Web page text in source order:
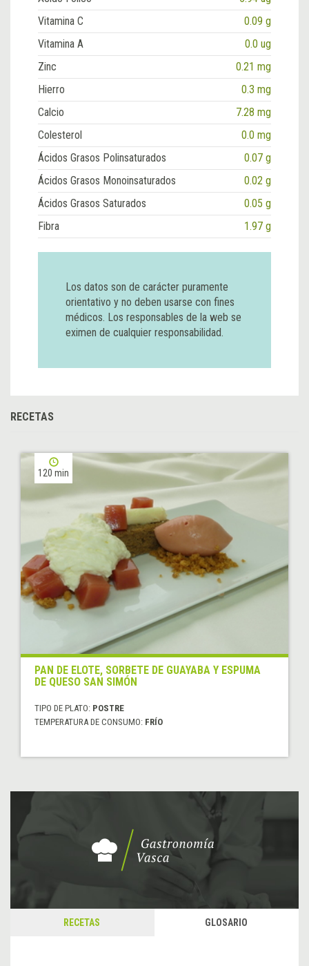
Vitamina C
0.09 g
Vitamina A
0.0 ug
Zinc
0.21 mg
Hierro
0.3 mg
Calcio
7.28 mg
Colesterol
0.0 mg
Ácidos Grasos Polinsaturados
0.07 g
Ácidos Grasos Monoinsaturados
0.02 g
Ácidos Grasos Saturados
0.05 g
Fibra
1.97 g
Los datos son de carácter puramente
orientativo y no deben usarse con fines
médicos. Los responsables de la web se
eximen de cualquier responsabilidad.
RECETAS
120 min
PAN DE ELOTE, SORBETE DE GUAYABA Y ESPUMA
DE QUESO SAN SIMÓN
TIPO DE PLATO: POSTRE
TEMPERATURA DE CONSUMO: FRÍO
RECETAS GLOSARIO